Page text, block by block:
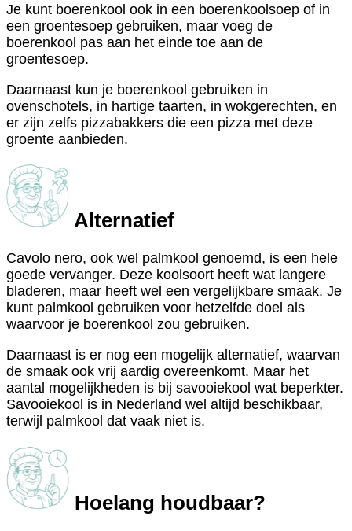
Je kunt boerenkool ook in een boerenkoolsoep of in
een groentesoep gebruiken, maar voeg de
boerenkool pas aan het einde toe aan de
groentesoep.
Daarnaast kun je boerenkool gebruiken in
ovenschotels, in hartige taarten, in wokgerechten, en
er zijn zelfs pizzabakkers die een pizza met deze
groente aanbieden.
Alternatief
Cavolo nero, ook wel palmkool genoemd, is een hele
goede vervanger. Deze koolsoort heeft wat langere
bladeren, maar heeft wel een vergelijkbare smaak. Je
kunt palmkool gebruiken voor hetzelfde doel als
waarvoor je boerenkool zou gebruiken.
Daarnaast is er nog een mogelijk alternatief, waarvan
de smaak ook vrij aardig overeenkomt. Maar het
aantal mogelijkheden is bij savooiekool wat beperkter.
Savooiekool is in Nederland wel altijd beschikbaar,
terwijl palmkool dat vaak niet is.
Hoelang houdbaar?